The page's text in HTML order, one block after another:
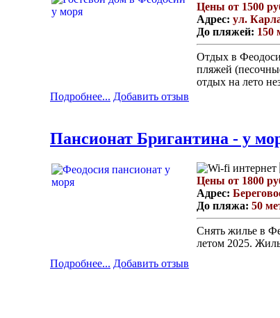
Цены от 1500
Адрес: ул.
До пляжей: 150
Отдых в
пляжей
отдых на лето
Подробнее... Добавить отзыв
Пансионат Бригантина - у
Цены от 1800
Адрес:
До пляжа: 50
Снять жилье в
летом 2025.
Подробнее... Добавить отзыв